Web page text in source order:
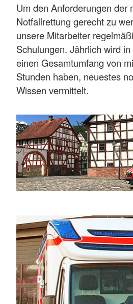
Um den Anforderungen der
Notfallrettung gerecht zu
unsere Mitarbeiter
Schulungen. Jährlich wird
einen Gesamtumfang von
Stunden haben, neuestes
Wissen vermittelt.